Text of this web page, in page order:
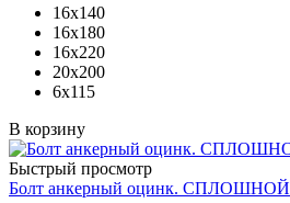
16х140
16х180
16х220
20х200
6х115
В корзину
Быстрый просмотр
Болт анкерный оцинк. СПЛОШНОЙ